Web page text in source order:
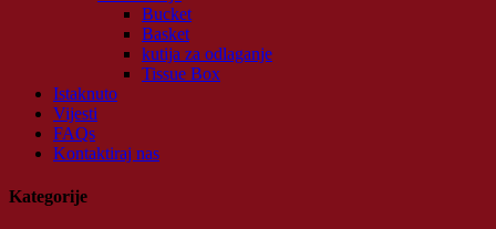
Bucket
Basket
kutija za odlaganje
Tissue Box
Istaknuto
Vijesti
FAQs
Kontaktiraj nas
Kategorije